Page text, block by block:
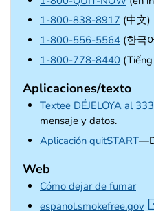
1-800-838-8917 (中文)
1-800-556-5564 (한국
1-800-778-8440
Aplicaciones/texto
Textee DÉJELOYA al
mensaje y datos.
Aplicación quitSTART
Web
Cómo dejar de fumar
espanol.smokefree.gov